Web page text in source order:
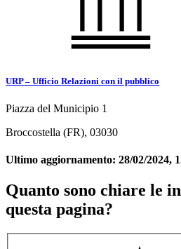
URP – Ufficio Relazioni con il pubblico
Piazza del Municipio 1
Broccostella (FR), 03030
Ultimo aggiornamento: 28/02/2024,
Quanto sono chiare le
questa pagina?